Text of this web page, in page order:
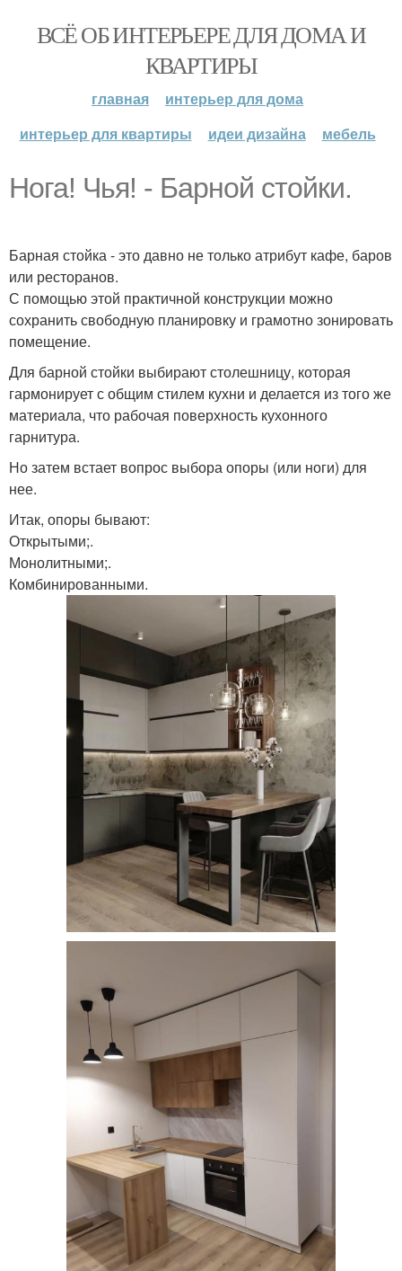
ВСЁ ОБ ИНТЕРЬЕРЕ ДЛЯ ДОМА И
КВАРТИРЫ
главная
интерьер для дома
интерьер для квартиры
идеи дизайна мебель
Нога! Чья! - Барной стойки.
Барная стойка - это давно не только атрибут кафе, баров
или ресторанов.
С помощью этой практичной конструкции можно
сохранить свободную планировку и грамотно зонировать
помещение.
Для барной стойки выбирают столешницу, которая
гармонирует с общим стилем кухни и делается из того же
материала, что рабочая поверхность кухонного
гарнитура.
Но затем встает вопрос выбора опоры (или ноги) для
нее.
Итак, опоры бывают:
Открытыми;.
Монолитными;.
Комбинированными.